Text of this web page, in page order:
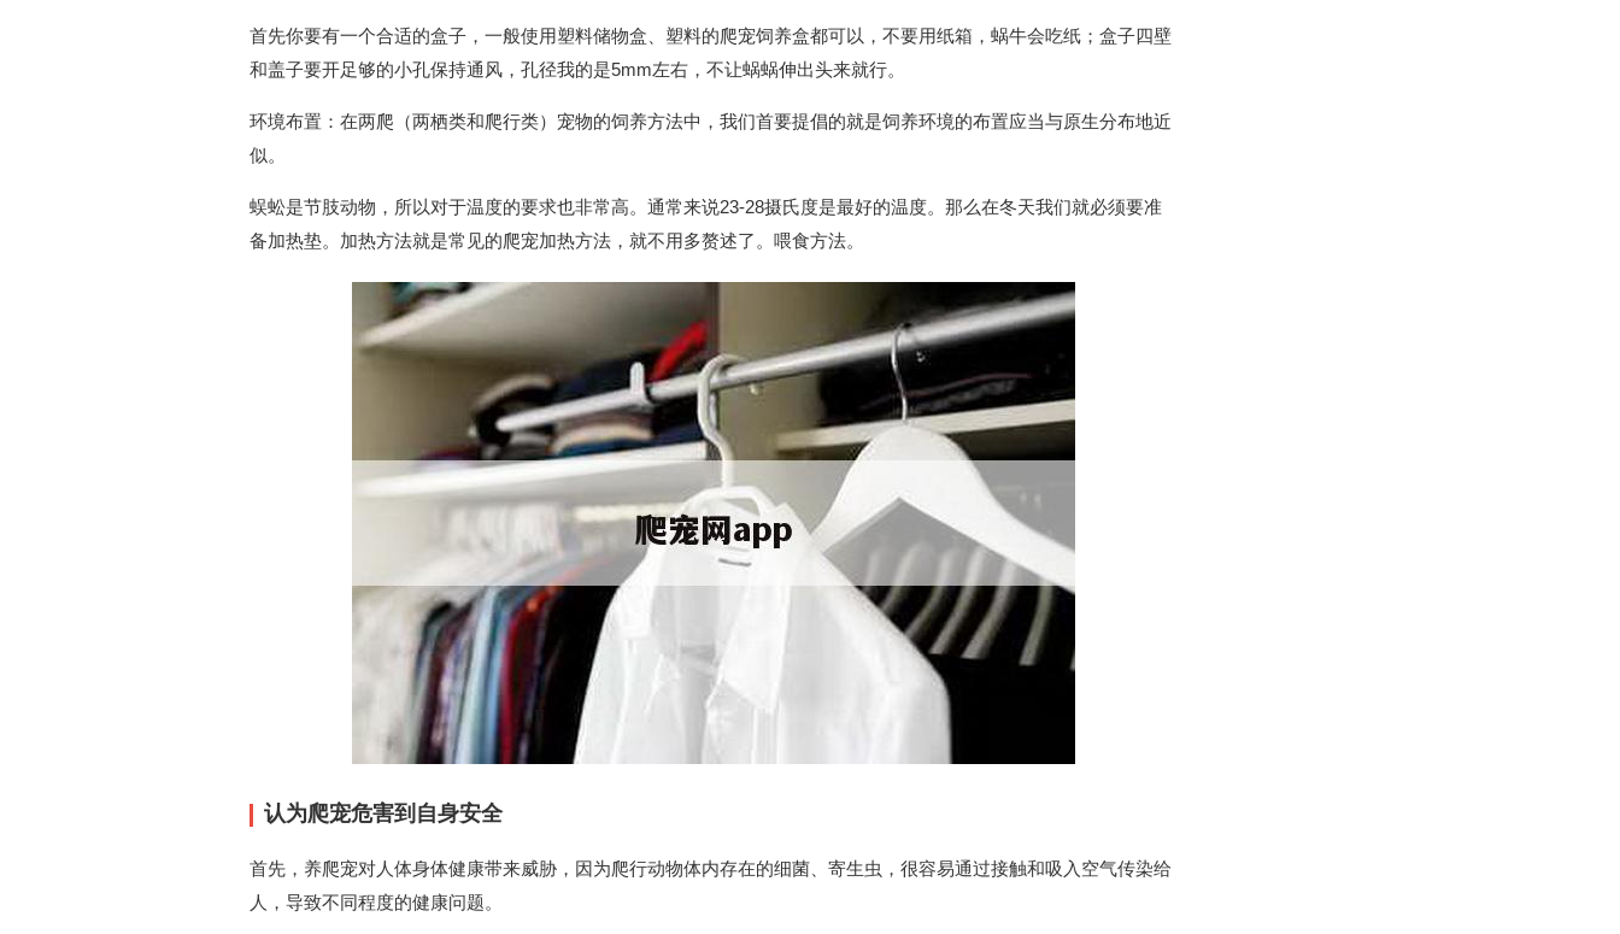
首先你要有一个合适的盒子，一般使用塑料储物盒、塑料的爬宠饲养盒都可以，不要用纸箱，蜗牛会吃纸；盒子四壁
和盖子要开足够的小孔保持通风，孔径我的是5mm左右，不让蜗蜗伸出头来就行。
环境布置：在两爬（两栖类和爬行类）宠物的饲养方法中，我们首要提倡的就是饲养环境的布置应当与原生分布地近
似。
蜈蚣是节肢动物，所以对于温度的要求也非常高。通常来说23-28摄氏度是最好的温度。那么在冬天我们就必须要准
备加热垫。加热方法就是常见的爬宠加热方法，就不用多赘述了。喂食方法。
认为爬宠危害到自身安全
首先，养爬宠对人体身体健康带来威胁，因为爬行动物体内存在的细菌、寄生虫，很容易通过接触和吸入空气传染给
人，导致不同程度的健康问题。